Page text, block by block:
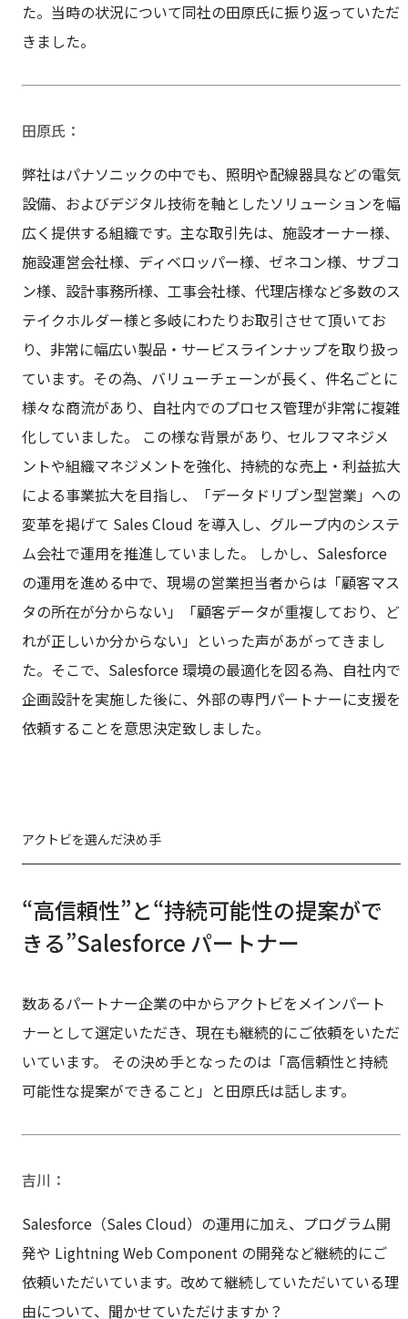
た。当時の状況について同社の田原氏に振り返っていただ
きました。
田原氏
弊社はパナソニックの中でも、照明や配線器具などの電気
設備、およびデジタル技術を軸としたソリューションを幅
広く提供する組織です。主な取引先は、施設オーナー様、
施設運営会社様、ディベロッパー様、ゼネコン様、サブコ
ン様、設計事務所様、工事会社様、代理店様など多数のス
テイクホルダー様と多岐にわたりお取引させて頂いてお
り、非常に幅広い製品・サービスラインナップを取り扱っ
ています。その為、バリューチェーンが長く、件名ごとに
様々な商流があり、自社内でのプロセス管理が非常に複雑
化していました。 この様な背景があり、セルフマネジメ
ントや組織マネジメントを強化、持続的な売上・利益拡大
による事業拡大を目指し、「データドリブン型営業」への
変革を掲げて Sales Cloud を導入し、グループ内のシステ
ム会社で運用を推進していました。 しかし、Salesforce
の運用を進める中で、現場の営業担当者からは「顧客マス
タの所在が分からない」「顧客データが重複しており、ど
れが正しいか分からない」といった声があがってきまし
た。そこで、Salesforce 環境の最適化を図る為、自社内で
企画設計を実施した後に、外部の専門パートナーに支援を
依頼することを意思決定致しました。
アクトビを選んだ決め手
“高信頼性”と“持続可能性の提案がで
きる”Salesforce パートナー
数あるパートナー企業の中からアクトビをメインパート
ナーとして選定いただき、現在も継続的にご依頼をいただ
いています。 その決め手となったのは「高信頼性と持続
可能性な提案ができること」と田原氏は話します。
吉川
Salesforce（Sales Cloud）の運用に加え、プログラム開
発や Lightning Web Component の開発など継続的にご
依頼いただいています。改めて継続していただいている理
由について、聞かせていただけますか？